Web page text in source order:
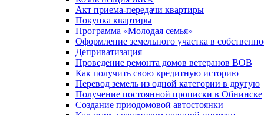
Акт приема-передачи квартиры
Покупка квартиры
Программа «Молодая семья»
Оформление земельного участка в
Деприватизация
Проведение ремонта домов ветеранов ВОВ
Как получить свою кредитную историю
Перевод земель из одной категории в другую
Получение постоянной прописки в Обнинске
Создание приодомовой автостоянки